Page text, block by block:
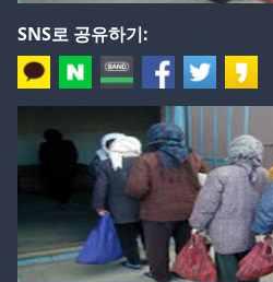
SNS로 공유하기: